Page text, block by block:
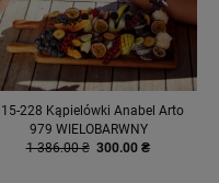
228 Kąpielówki Anabel Arto
979 WIELOBARWNY
1 386.00 ₴ 300.00 ₴